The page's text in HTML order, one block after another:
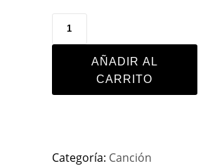
AÑADIR AL
CARRITO
Categoría: Canción